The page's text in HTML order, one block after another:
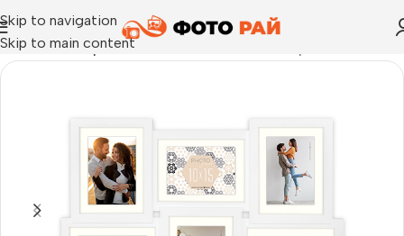
Skip to navigation
Skip to main content
Начало›Галерия›Рамка за снимки тип галерия Oviedo за